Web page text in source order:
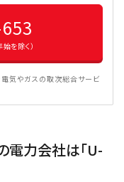
を除く）
気やガスの取次総合サービ
電力会社は「U-